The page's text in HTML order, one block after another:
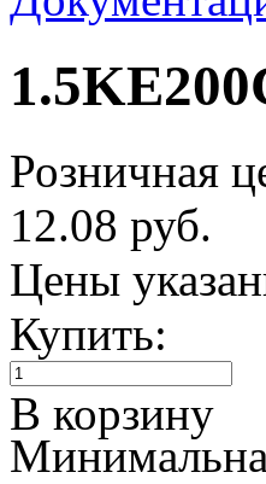
Розничная
12.08 руб.
Цены
Купить:
В корзину